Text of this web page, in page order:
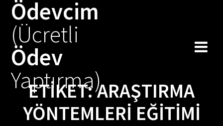
Ödevcim
(Ücretli
Ödev
Yaptırma)
ETIKET:ARAŞTIRMA
YÖNTEMLERI EĞITIMI